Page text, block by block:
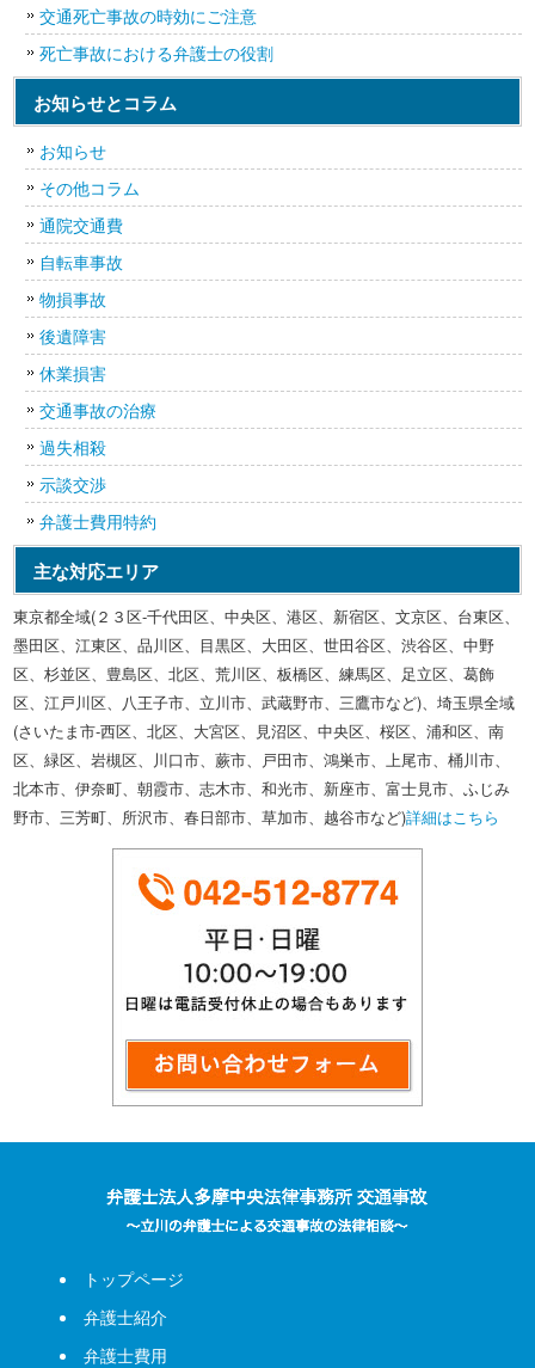
交通死亡事故の時効にご注意
死亡事故における弁護士の役割
お知らせとコラム
お知らせ
その他コラム
通院交通費
自転車事故
物損事故
後遺障害
休業損害
交通事故の治療
過失相殺
示談交渉
弁護士費用特約
主な対応エリア
東京都全域(２３区-千代田区、中央区、港区、新宿区、文京区、台東区、
墨田区、江東区、品川区、目黒区、大田区、世田谷区、渋谷区、中野
区、杉並区、豊島区、北区、荒川区、板橋区、練馬区、足立区、葛飾
区、江戸川区、八王子市、立川市、武蔵野市、三鷹市など)、埼玉県全域
(さいたま市-西区、北区、大宮区、見沼区、中央区、桜区、浦和区、南
区、緑区、岩槻区、川口市、蕨市、戸田市、鴻巣市、上尾市、桶川市、
北本市、伊奈町、朝霞市、志木市、和光市、新座市、富士見市、ふじみ
野市、三芳町、所沢市、春日部市、草加市、越谷市など)詳細はこちら
トップページ
弁護士紹介
弁護士費用